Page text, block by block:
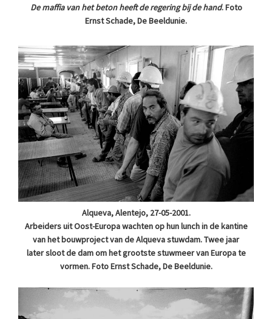
De maffia van het beton heeft de regering bij de hand. Foto
Ernst Schade, De Beeldunie.
Alqueva, Alentejo, 27-05-2001.
Arbeiders uit Oost-Europa wachten op hun lunch in de kantine
van het bouwproject van de Alqueva stuwdam. Twee jaar
later sloot de dam om het grootste stuwmeer van Europa te
vormen. Foto Ernst Schade, De Beeldunie.